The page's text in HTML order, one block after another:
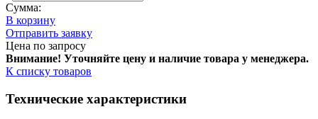
Сумма:
В корзину
Отправить заявку
Цена по запросу
Внимание! Уточняйте цену и наличие товара у менеджера.
К списку товаров
Технические характеристики